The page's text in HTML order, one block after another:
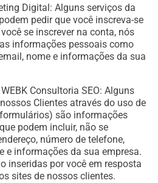
Digital: Alguns serviços da
pedir que você inscreva-se
se inscrever na conta, nós
informações pessoais como
nome e informações da sua
Consultoria SEO: Alguns
Clientes através do uso de
são informações
podem incluir, não se
número de telefone,
e informações da sua empresa.
inseridas por você em resposta
sites de nossos clientes.